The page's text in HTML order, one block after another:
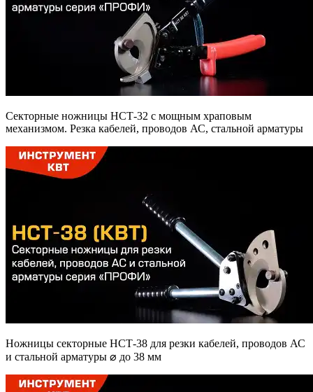
Секторные ножницы НСТ-32 с мощным храповым
механизмом. Резка кабелей, проводов АС, стальной арматуры
Ножницы секторные НСТ-38 для резки кабелей, проводов АС
и стальной арматуры ⌀ до 38 мм